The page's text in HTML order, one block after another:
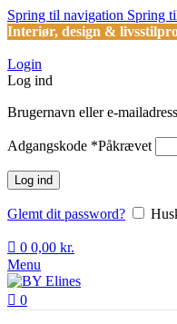
Spring til navigation Spring
Interiør, design &
Login
Log ind
Brugernavn eller e-
Adgangskode *Påkrævet
Log ind
Glemt dit password?
0 0,00 kr.
Menu
0